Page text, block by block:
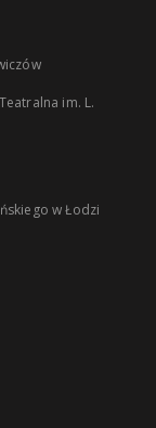
im. L.
w Łodzi